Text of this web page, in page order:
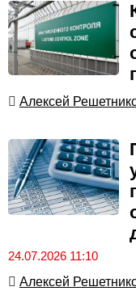
Алексей
24.07.2026 11:10
Алексей